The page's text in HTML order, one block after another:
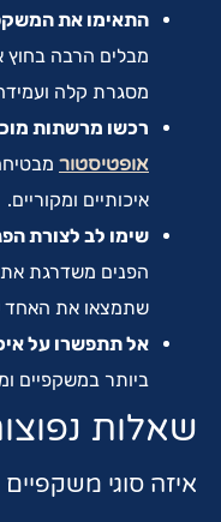
התאימו את
מבלים הרבה בחוץ
מסגרת קלה
רכשו מרשתות
אופטיסטור
איכותיים ומקוריים.
שימו לב לצורת
הפנים משדרגת את
שתמצאו את האחד
אל תתפשרו על
ביותר במשקפיים
שאלות
איזה סוגי משקפיים